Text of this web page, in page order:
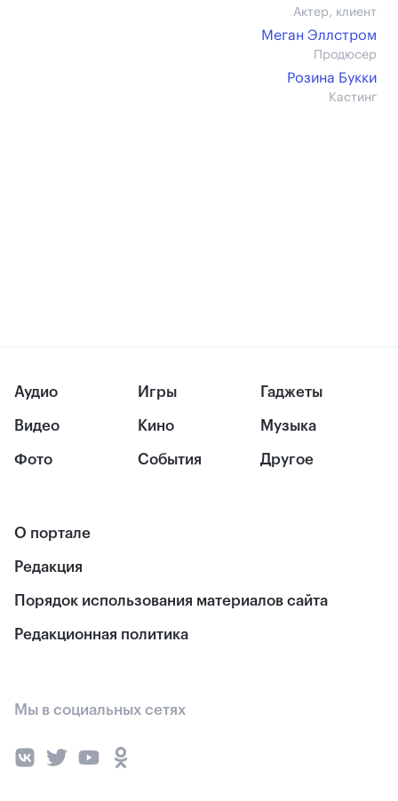
Актер, клиент
Меган Эллстром
Продюсер
Розина Букки
Кастинг
Аудио
Видео
Фото
Игры
Кино
События
Гаджеты
Музыка
Другое
О портале
Редакция
Порядок использования материалов сайта
Редакционная политика
Мы в социальных сетях